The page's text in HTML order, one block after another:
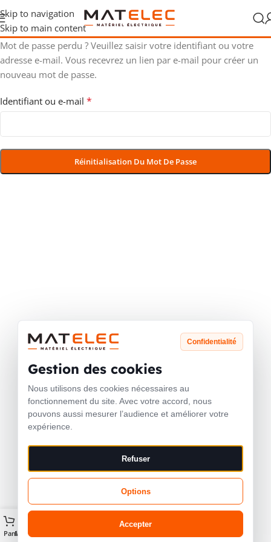
Skip to navigation
Skip to main content
Mot de passe perdu ? Veuillez saisir votre identifiant ou votre
adresse e-mail. Vous recevrez un lien par e-mail pour créer un
nouveau mot de passe.
Identifiant ou e-mail *
Réinitialisation Du Mot De Passe
PanierMatelec AI
Confidentialité
Gestion des cookies
Nous utilisons des cookies nécessaires au
fonctionnement du site. Avec votre accord, nous
pouvons aussi mesurer l’audience et améliorer votre
expérience.
Refuser
Options
Accepter